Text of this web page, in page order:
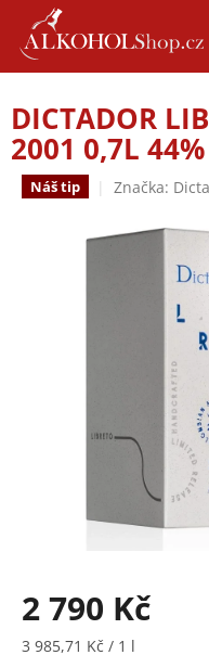
obsah
DICTADOR
2001 0,7L 44%
Náš tip Značka:
2 790 Kč
Měrná
3 985,71 Kč / 1 l